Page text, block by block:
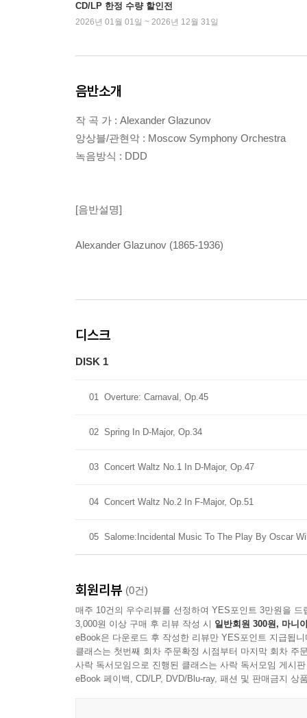
CD/LP 한정 수량 할인전
2026년 01월 01일 ~ 2026년 12월 31일
음반소개
작 곡 가 : Alexander Glazunov
앙상블/관현악 : Moscow Symphony Orchestra
녹음방식 : DDD
[음반설명]
Alexander Glazunov (1865-1936)
디스크
DISK 1
01 Overture: Carnaval, Op.45
02 Spring In D-Major, Op.34
03 Concert Waltz No.1 In D-Major, Op.47
04 Concert Waltz No.2 In F-Major, Op.51
05 Salome:Incidental Music To The Play By Oscar
회원리뷰 (0건)
매주 10건의 우수리뷰를 선정하여 YES포인트 3만원을 드
3,000원 이상 구매 후 리뷰 작성 시 일반회원 300원, 마니
eBook은 다운로드 후 작성한 리뷰만 YES포인트 지급됩니
클래스는 첫번째 회차 주문확정 시점부터 마지막 회차 주
사락 독서모임으로 진행된 클래스는 사락 독서모임 게시
eBook 페이백, CD/LP, DVD/Blu-ray, 패션 및 판매금지 상